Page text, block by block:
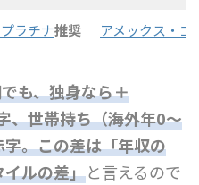
ラチナ推奨 アメックス・
も、独身なら＋
世帯持ち（海外年0〜
。この差は「年収の
ルの差」と言えるので